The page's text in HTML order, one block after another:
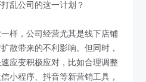
乱公司的这一计划？
样，公司经营尤其是线下店铺
散带来的不利影响。但同时，
应变积极应对，比如合理调整
小程序、抖音等新营销工具，